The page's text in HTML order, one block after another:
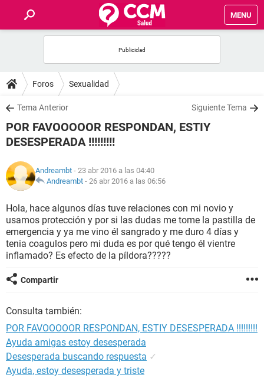
MENU
FOROS
SALUD
FAMILIA
NUTRICIÓN
SEXUALIDAD
GLOSARIO
Foros Sexualidad
Tema Anterior Siguiente Tema
POR FAVOOOOOR RESPONDAN, ESTIY
DESESPERADA !!!!!!!!!
Andreambt - 23 abr 2016 a las 04:40
Andreambt - 26 abr 2016 a las 06:56
Hola, hace algunos días tuve relaciones con mi novio y
usamos protección y por si las dudas me tome la pastilla de
emergencia y ya me vino él sangrado y me duro 4 días y
tenia coagulos pero mi duda es por qué tengo él vientre
inflamado? Es efecto de la píldora?????
Compartir
Consulta también:
POR FAVOOOOOR RESPONDAN, ESTIY DESESPERADA !!!!!!!!!
Ayuda amigas estoy desesperada
Desesperada buscando respuesta ✓
Ayuda, estoy desesperada y triste